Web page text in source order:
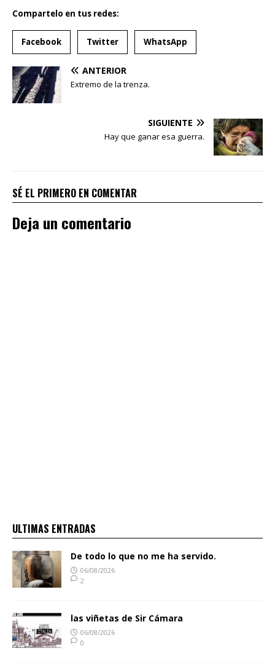
Compartelo en tus redes:
Facebook Twitter WhatsApp
ANTERIOR
Extremo de la trenza.
SIGUIENTE
Hay que ganar esa guerra.
SÉ EL PRIMERO EN COMENTAR
Deja un comentario
ULTIMAS ENTRADAS
De todo lo que no me ha servido.
06/08/2026
2
las viñetas de Sir Cámara
06/08/2026
0